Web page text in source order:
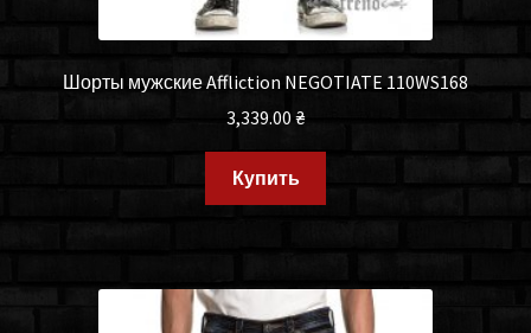
Шорты мужские Affliction NEGOTIATE 110WS168
3,339.00 ₴
Купить